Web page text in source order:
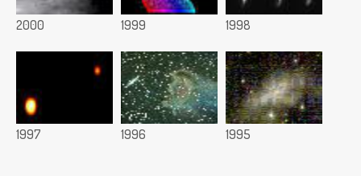
2000 1999 1998
1997 1996 1995